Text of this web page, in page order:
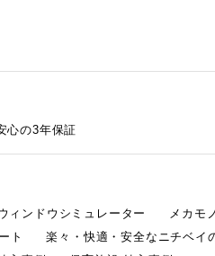
心の3年保証
ィンドウシミュレーター
メカモ
ト 楽々・快適・安全なニチベイ